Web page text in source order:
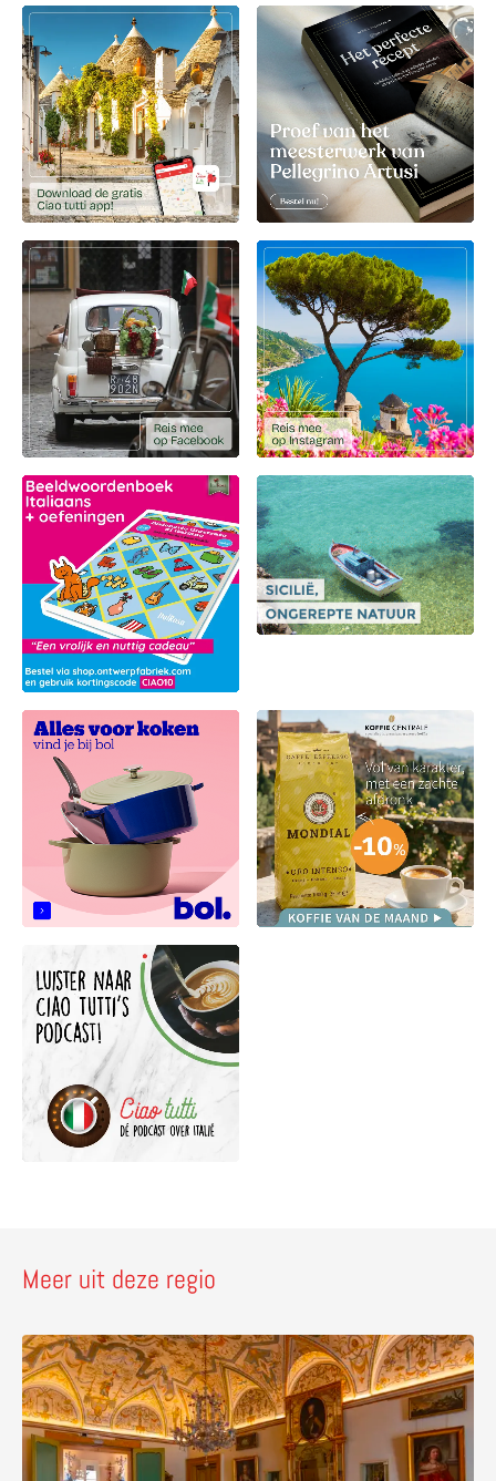
Meer uit deze regio
Lees meer over Palazzo Sorbello & de Pozzo Etrusco –